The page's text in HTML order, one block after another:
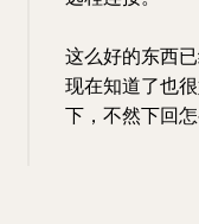
这么好的东西
现在知道了也
下，不然下回怎